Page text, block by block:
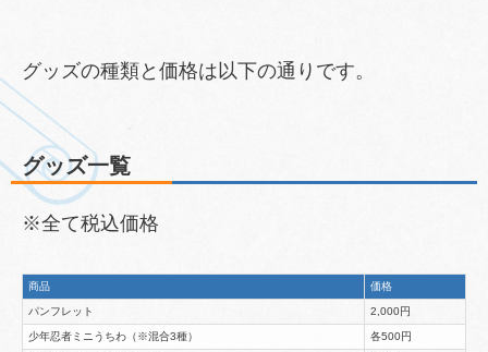
グッズの種類と価格は以下の通りです。
グッズ一覧
※全て税込価格
商品 価格
パンフレット 2,000円
少年忍者ミニうちわ（※混合3種） 各500円